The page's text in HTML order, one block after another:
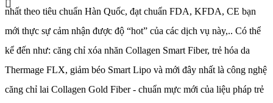
nhất theo tiêu chuẩn Hàn Quốc, đạt chuẩn FDA, KFDA, CE bạn
mới thực sự cảm nhận được độ “hot” của các dịch vụ này,.. Có thể
kể đến như: căng chỉ xóa nhăn Collagen Smart Fiber, trẻ hóa da
Thermage FLX, giảm béo Smart Lipo và mới đây nhất là công nghệ
căng chỉ lai Collagen Gold Fiber - chuẩn mực mới của liệu pháp trẻ